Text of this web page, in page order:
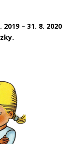
– 31. 8. 2020